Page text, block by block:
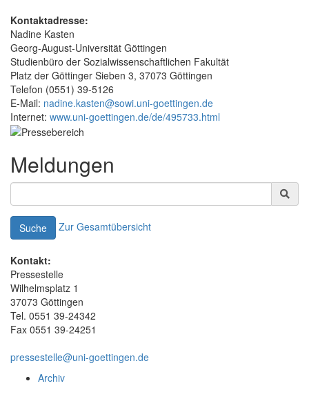
Kontaktadresse:
Nadine Kasten
Georg-August-Universität Göttingen
Studienbüro der Sozialwissenschaftlichen Fakultät
Platz der Göttinger Sieben 3, 37073 Göttingen
Telefon (0551) 39-5126
E-Mail: nadine.kasten@sowi.uni-goettingen.de
Internet: www.uni-goettingen.de/de/495733.html
Meldungen
Suche Zur Gesamtübersicht
Kontakt:
Pressestelle
Wilhelmsplatz 1
37073 Göttingen
Tel. 0551 39-24342
Fax 0551 39-24251
pressestelle@uni-goettingen.de
Archiv